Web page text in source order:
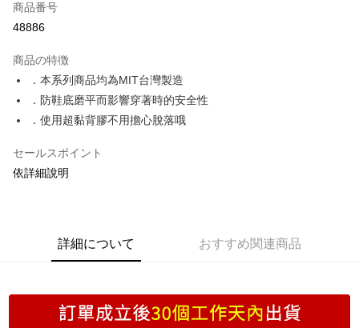
コンビニ店頭代金引換
Apple Pay
JKOPAY
配送毎にNT$70、NT$999以上で送料無料
商品番号
48886
商品の特徴
．本系列商品均為MIT台灣製造
．防鞋底磨平而影響穿著時的安全性
．使用超黏背膠不用擔心脫落哦
セールスポイント
依詳細說明
詳細について おすすめ関連商品